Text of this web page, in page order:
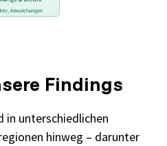
Findings
in unterschiedlichen
hinweg – darunter